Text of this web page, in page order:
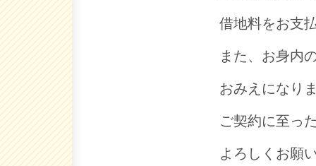
借地料をお支
また、お身内
おみえになり
ご契約に至っ
よろしくお願